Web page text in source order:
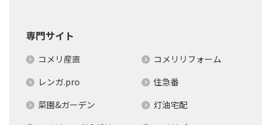
専門サイト
コメリ産直
コメリリフォーム
レンガ.pro
住急番
菜園&ガーデン
灯油宅配